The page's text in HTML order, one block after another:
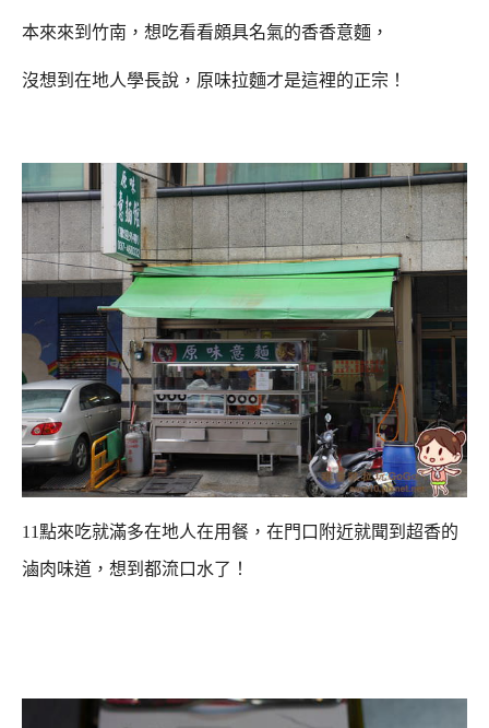
本來來到竹南，想吃看看頗具名氣的香香意麵，
沒想到在地人學長說，原味拉麵才是這裡的正宗！
11點來吃就滿多在地人在用餐， 在門口附近就聞到超香的
滷肉味道，想到都流口水了！